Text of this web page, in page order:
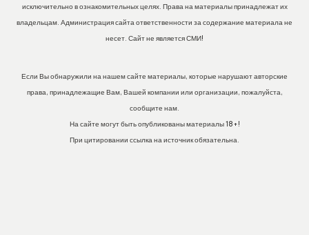
исключительно в ознакомительных целях. Права на материалы принадлежат их
владельцам. Администрация сайта ответственности за содержание материала не
несет. Сайт не является СМИ!
Если Вы обнаружили на нашем сайте материалы, которые нарушают авторские
права, принадлежащие Вам, Вашей компании или организации, пожалуйста,
сообщите нам.
На сайте могут быть опубликованы материалы 18+!
При цитировании ссылка на источник обязательна.